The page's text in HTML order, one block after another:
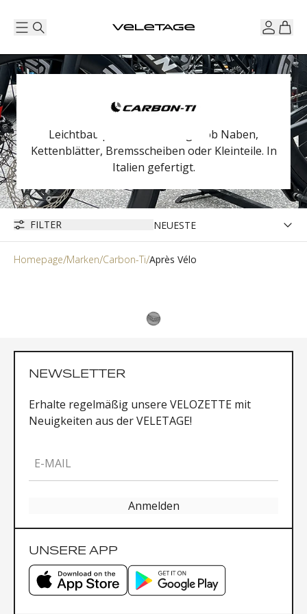
Leichtbau par excellence. Egal ob Naben,
Kettenblätter, Bremsscheiben oder Kleinteile. In
Italien gefertigt.
FILTER
Homepage Marken Carbon-Ti Après Vélo
NEWSLETTER
Erhalte regelmäßig unsere VELOZETTE mit
Neuigkeiten aus der VELETAGE!
E-MAIL
Anmelden
UNSERE APP